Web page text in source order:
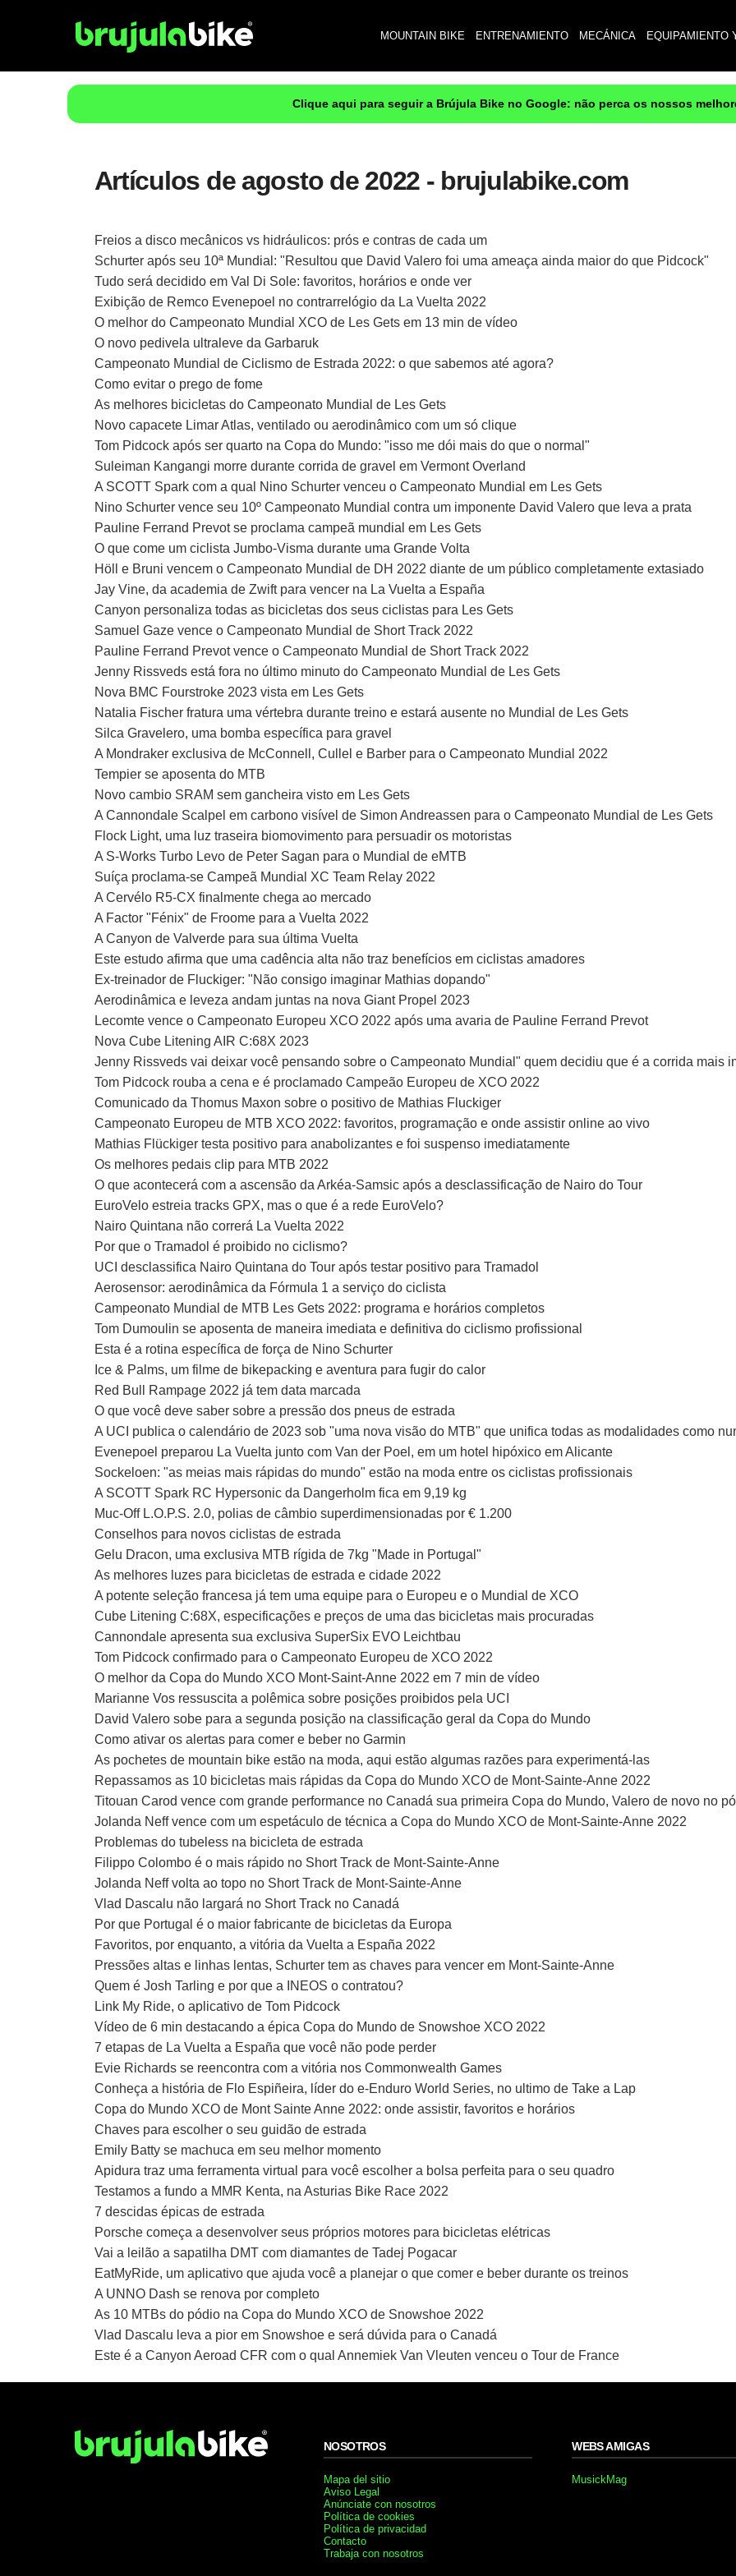
MOUNTAIN BIKE ENTRENAMIENTO MECÁNICA EQUIPAMIENTO
Clique aqui para seguir a Brújula Bike no Google: não perca os nossos
Artículos de agosto de 2022 - brujulabike.com
Freios a disco mecânicos vs hidráulicos: prós e contras de cada um
Schurter após seu 10ª Mundial: "Resultou que David Valero foi uma ameaça ainda maior do que Pidcock"
Tudo será decidido em Val Di Sole: favoritos, horários e onde ver
Exibição de Remco Evenepoel no contrarrelógio da La Vuelta 2022
O melhor do Campeonato Mundial XCO de Les Gets em 13 min de vídeo
O novo pedivela ultraleve da Garbaruk
Campeonato Mundial de Ciclismo de Estrada 2022: o que sabemos até agora?
Como evitar o prego de fome
As melhores bicicletas do Campeonato Mundial de Les Gets
Novo capacete Limar Atlas, ventilado ou aerodinâmico com um só clique
Tom Pidcock após ser quarto na Copa do Mundo: "isso me dói mais do que o normal"
Suleiman Kangangi morre durante corrida de gravel em Vermont Overland
A SCOTT Spark com a qual Nino Schurter venceu o Campeonato Mundial em Les Gets
Nino Schurter vence seu 10º Campeonato Mundial contra um imponente David Valero que leva a prata
Pauline Ferrand Prevot se proclama campeã mundial em Les Gets
O que come um ciclista Jumbo-Visma durante uma Grande Volta
Höll e Bruni vencem o Campeonato Mundial de DH 2022 diante de um público completamente extasiado
Jay Vine, da academia de Zwift para vencer na La Vuelta a España
Canyon personaliza todas as bicicletas dos seus ciclistas para Les Gets
Samuel Gaze vence o Campeonato Mundial de Short Track 2022
Pauline Ferrand Prevot vence o Campeonato Mundial de Short Track 2022
Jenny Rissveds está fora no último minuto do Campeonato Mundial de Les Gets
Nova BMC Fourstroke 2023 vista em Les Gets
Natalia Fischer fratura uma vértebra durante treino e estará ausente no Mundial de Les Gets
Silca Gravelero, uma bomba específica para gravel
A Mondraker exclusiva de McConnell, Cullel e Barber para o Campeonato Mundial 2022
Tempier se aposenta do MTB
Novo cambio SRAM sem gancheira visto em Les Gets
A Cannondale Scalpel em carbono visível de Simon Andreassen para o Campeonato Mundial de Les Gets
Flock Light, uma luz traseira biomovimento para persuadir os motoristas
A S-Works Turbo Levo de Peter Sagan para o Mundial de eMTB
Suíça proclama-se Campeã Mundial XC Team Relay 2022
A Cervélo R5-CX finalmente chega ao mercado
A Factor "Fénix" de Froome para a Vuelta 2022
A Canyon de Valverde para sua última Vuelta
Este estudo afirma que uma cadência alta não traz benefícios em ciclistas amadores
Ex-treinador de Fluckiger: "Não consigo imaginar Mathias dopando"
Aerodinâmica e leveza andam juntas na nova Giant Propel 2023
Lecomte vence o Campeonato Europeu XCO 2022 após uma avaria de Pauline Ferrand Prevot
Nova Cube Litening AIR C:68X 2023
Jenny Rissveds vai deixar você pensando sobre o Campeonato Mundial" quem decidiu que é a corrida mais
Tom Pidcock rouba a cena e é proclamado Campeão Europeu de XCO 2022
Comunicado da Thomus Maxon sobre o positivo de Mathias Fluckiger
Campeonato Europeu de MTB XCO 2022: favoritos, programação e onde assistir online ao vivo
Mathias Flückiger testa positivo para anabolizantes e foi suspenso imediatamente
Os melhores pedais clip para MTB 2022
O que acontecerá com a ascensão da Arkéa-Samsic após a desclassificação de Nairo do Tour
EuroVelo estreia tracks GPX, mas o que é a rede EuroVelo?
Nairo Quintana não correrá La Vuelta 2022
Por que o Tramadol é proibido no ciclismo?
UCI desclassifica Nairo Quintana do Tour após testar positivo para Tramadol
Aerosensor: aerodinâmica da Fórmula 1 a serviço do ciclista
Campeonato Mundial de MTB Les Gets 2022: programa e horários completos
Tom Dumoulin se aposenta de maneira imediata e definitiva do ciclismo profissional
Esta é a rotina específica de força de Nino Schurter
Ice & Palms, um filme de bikepacking e aventura para fugir do calor
Red Bull Rampage 2022 já tem data marcada
O que você deve saber sobre a pressão dos pneus de estrada
A UCI publica o calendário de 2023 sob "uma nova visão do MTB" que unifica todas as modalidades como
Evenepoel preparou La Vuelta junto com Van der Poel, em um hotel hipóxico em Alicante
Sockeloen: "as meias mais rápidas do mundo" estão na moda entre os ciclistas profissionais
A SCOTT Spark RC Hypersonic da Dangerholm fica em 9,19 kg
Muc-Off L.O.P.S. 2.0, polias de câmbio superdimensionadas por € 1.200
Conselhos para novos ciclistas de estrada
Gelu Dracon, uma exclusiva MTB rígida de 7kg "Made in Portugal"
As melhores luzes para bicicletas de estrada e cidade 2022
A potente seleção francesa já tem uma equipe para o Europeu e o Mundial de XCO
Cube Litening C:68X, especificações e preços de uma das bicicletas mais procuradas
Cannondale apresenta sua exclusiva SuperSix EVO Leichtbau
Tom Pidcock confirmado para o Campeonato Europeu de XCO 2022
O melhor da Copa do Mundo XCO Mont-Saint-Anne 2022 em 7 min de vídeo
Marianne Vos ressuscita a polêmica sobre posições proibidos pela UCI
David Valero sobe para a segunda posição na classificação geral da Copa do Mundo
Como ativar os alertas para comer e beber no Garmin
As pochetes de mountain bike estão na moda, aqui estão algumas razões para experimentá-las
Repassamos as 10 bicicletas mais rápidas da Copa do Mundo XCO de Mont-Sainte-Anne 2022
Titouan Carod vence com grande performance no Canadá sua primeira Copa do Mundo, Valero de novo no
Jolanda Neff vence com um espetáculo de técnica a Copa do Mundo XCO de Mont-Sainte-Anne 2022
Problemas do tubeless na bicicleta de estrada
Filippo Colombo é o mais rápido no Short Track de Mont-Sainte-Anne
Jolanda Neff volta ao topo no Short Track de Mont-Sainte-Anne
Vlad Dascalu não largará no Short Track no Canadá
Por que Portugal é o maior fabricante de bicicletas da Europa
Favoritos, por enquanto, a vitória da Vuelta a España 2022
Pressões altas e linhas lentas, Schurter tem as chaves para vencer em Mont-Sainte-Anne
Quem é Josh Tarling e por que a INEOS o contratou?
Link My Ride, o aplicativo de Tom Pidcock
Vídeo de 6 min destacando a épica Copa do Mundo de Snowshoe XCO 2022
7 etapas de La Vuelta a España que você não pode perder
Evie Richards se reencontra com a vitória nos Commonwealth Games
Conheça a história de Flo Espiñeira, líder do e-Enduro World Series, no ultimo de Take a Lap
Copa do Mundo XCO de Mont Sainte Anne 2022: onde assistir, favoritos e horários
Chaves para escolher o seu guidão de estrada
Emily Batty se machuca em seu melhor momento
Apidura traz uma ferramenta virtual para você escolher a bolsa perfeita para o seu quadro
Testamos a fundo a MMR Kenta, na Asturias Bike Race 2022
7 descidas épicas de estrada
Porsche começa a desenvolver seus próprios motores para bicicletas elétricas
Vai a leilão a sapatilha DMT com diamantes de Tadej Pogacar
EatMyRide, um aplicativo que ajuda você a planejar o que comer e beber durante os treinos
A UNNO Dash se renova por completo
As 10 MTBs do pódio na Copa do Mundo XCO de Snowshoe 2022
Vlad Dascalu leva a pior em Snowshoe e será dúvida para o Canadá
Este é a Canyon Aeroad CFR com o qual Annemiek Van Vleuten venceu o Tour de France
NOSOTROS
Mapa del sitio
Aviso Legal
Anúnciate con nosotros
Política de cookies
Política de privacidad
Contacto
Trabaja con nosotros
WEBS AMIGAS
MusickMag